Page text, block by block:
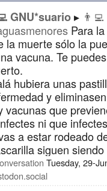
GNU*suario
Para
la muerte sólo la
vacuna. Te
hubiera unas
y
vacunas que
ni que
a estar rodeado
siguen
Tuesday, 29-